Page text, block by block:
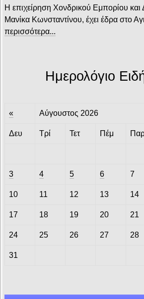
Η επιχείρηση Χονδρικού Εμπορίου
Μανίκα Κωνσταντίνου, έχει έδρα στο
περισσότερα...
Ημερολόγιο
« Αύγουστος 2026
Δευ Τρί Τετ Πέμ
3 4 5 6 7
10 11 12 13 14
17 18 19 20 21
24 25 26 27 28
31